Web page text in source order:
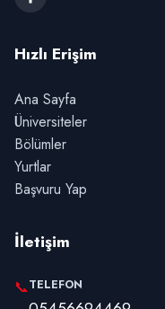
Hızlı Erişim
Ana Sayfa
Üniversiteler
Bölümler
Yurtlar
Başvuru Yap
İletişim
📞TELEFON